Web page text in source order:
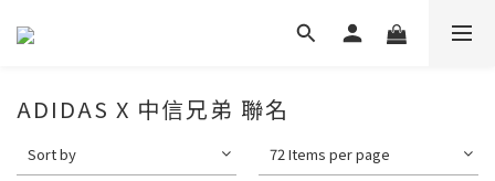
ADIDAS X 中信兄弟 聯名
Sort by 72 Items per page